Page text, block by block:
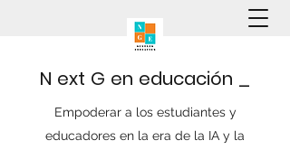
N ext G en educación _
Empoderar a los estudiantes y
educadores en la era de la IA y la